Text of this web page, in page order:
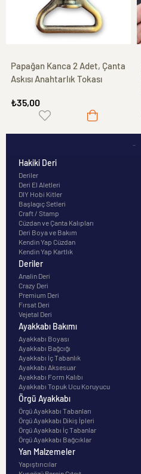
Papağan Kanca 2 Adet, Çanta
Askısı Anahtarlık Tokası
₺35,00
-
Hakiki Deri
Deriler
Deri El Aletleri
DIY Hobi Kitler
Başlagıç Setleri
Craft / Stamp
Cüzdan ve Çanta Kalıpları
Deri Boya ve Bakım
Kendin Yap Cüzdan
Kendin Yap Kartlık
Deriler
Analin Deri
Crazy Deri
Premium Deri
Fırsat Deri
Vejetal Deri
Ayakkabı Bakımı
Ayakkabı Boyası
Ayakkabı Bağcığı
Ayakkabı İç Tabanlık
Ayakkabı Aksesuar
Ayakkabı Form Kalıbı
Ayakkabı Topuk Ucu Koruyucu
Örgü Ayakkabı
Örgü Ayakkabı Tabanları
Örgü Ayakkabı Dikiş İpleri
Örgü Ayakkabı İç Tabanlar
Örgü Ayakkabı Bağcıklar
Yan Malzemeler
Yapıştırıcılar